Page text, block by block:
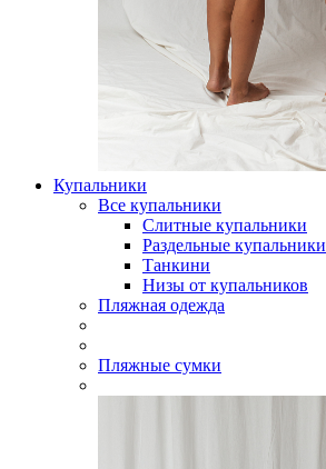
Купальники
Все купальники
Слитные купальники
Раздельные купальники
Танкини
Низы от купальников
Пляжная одежда
Пляжные сумки